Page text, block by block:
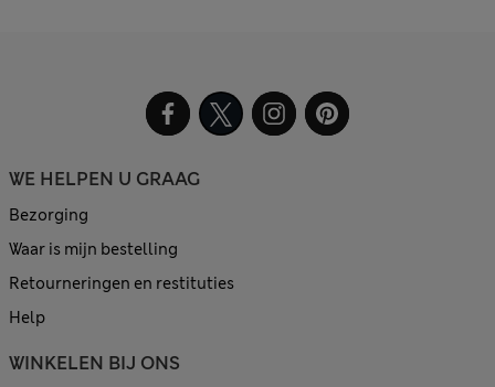
WE HELPEN U GRAAG
Bezorging
Waar is mijn bestelling
Retourneringen en restituties
Help
WINKELEN BIJ ONS